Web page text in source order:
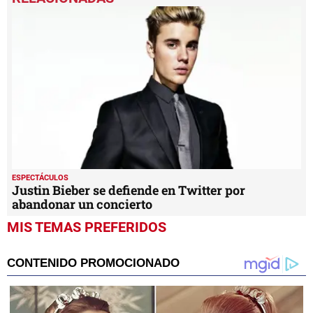
ESPECTÁCULOS
Justin Bieber se defiende en Twitter por
abandonar un concierto
MIS TEMAS PREFERIDOS